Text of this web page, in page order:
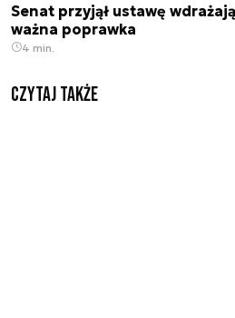
Senat przyjął ustawę
ważna poprawka
4 min.
Czytaj także